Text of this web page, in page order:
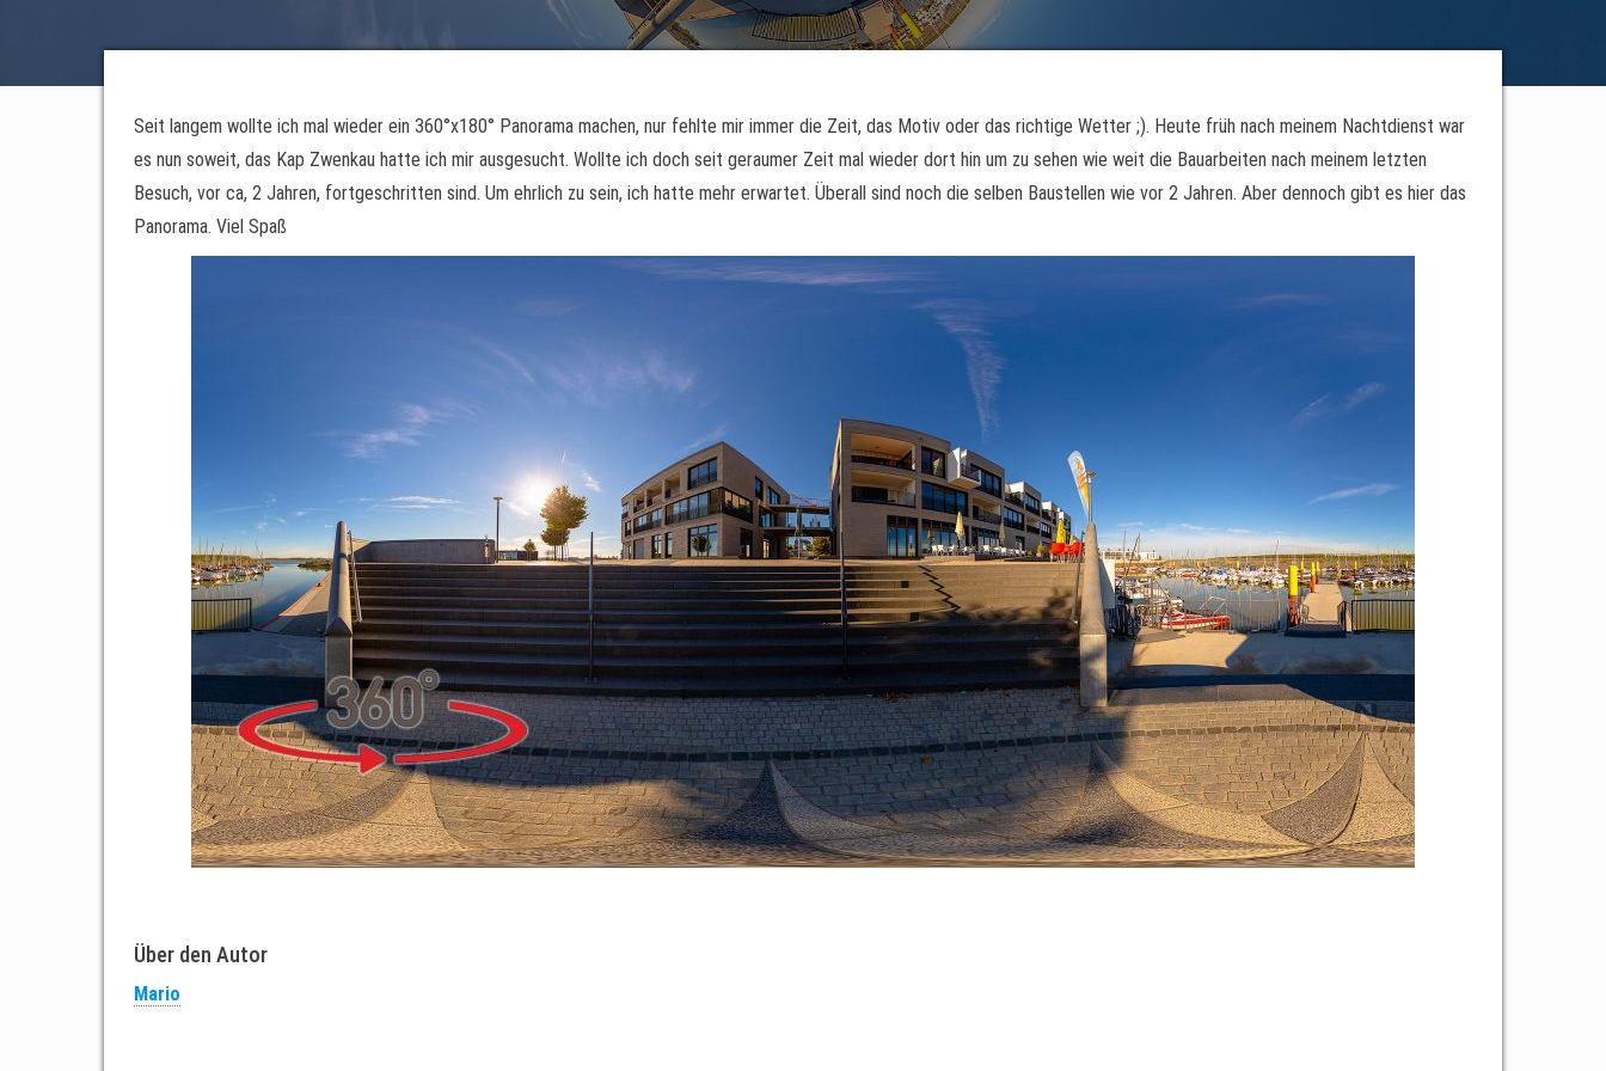
Seit langem wollte ich mal wieder ein 360°x180° Panorama machen, nur fehlte mir immer die Zeit, das Motiv oder das richtige Wetter ;). Heute früh nach meinem Nachtdienst war
es nun soweit, das Kap Zwenkau hatte ich mir ausgesucht. Wollte ich doch seit geraumer Zeit mal wieder dort hin um zu sehen wie weit die Bauarbeiten nach meinem letzten
Besuch, vor ca, 2 Jahren, fortgeschritten sind. Um ehrlich zu sein, ich hatte mehr erwartet. Überall sind noch die selben Baustellen wie vor 2 Jahren. Aber dennoch gibt es hier das
Panorama. Viel Spaß
Über den Autor
Mario